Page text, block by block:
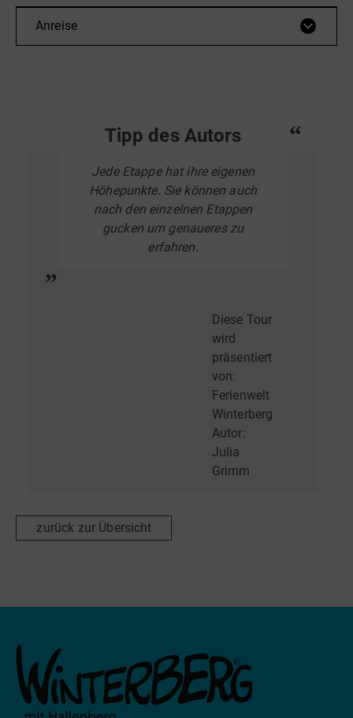
Anreise
Tipp des Autors
Jede Etappe hat ihre eigenen
Höhepunkte. Sie können auch
nach den einzelnen Etappen
gucken um genaueres zu
erfahren.
Diese Tour
wird
präsentiert
von:
Ferienwelt
Winterberg
Autor:
Julia
Grimm
zurück zur Übersicht